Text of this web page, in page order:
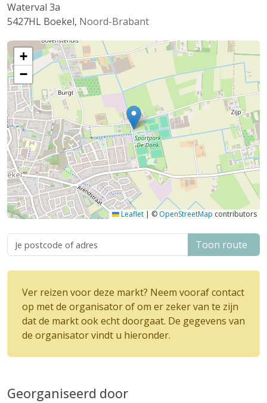
Waterval 3a
5427HL Boekel, Noord-Brabant
+
−
Leaflet | © OpenStreetMap contributors
Toon route
Ver reizen voor deze markt? Neem vooraf contact
op met de organisator of om er zeker van te zijn
dat de markt ook echt doorgaat. De gegevens van
de organisator vindt u hieronder.
Georganiseerd door